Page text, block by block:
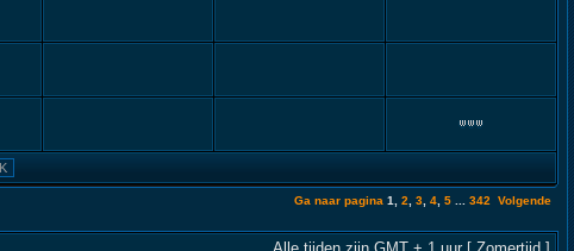
Ga naar pagina 1 2 3 4 5 342 Volgende